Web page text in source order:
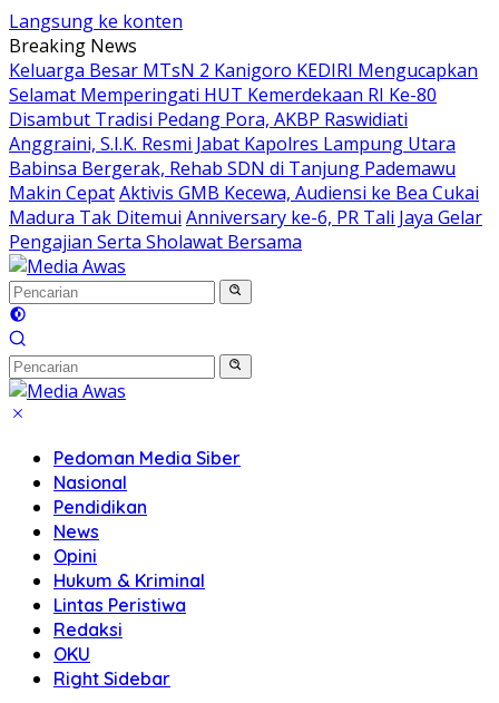
Langsung ke konten
Breaking News
Keluarga Besar MTsN 2 Kanigoro KEDIRI Mengucapkan
Selamat Memperingati HUT Kemerdekaan RI Ke-80
Disambut Tradisi Pedang Pora, AKBP Raswidiati
Anggraini, S.I.K. Resmi Jabat Kapolres Lampung Utara
Babinsa Bergerak, Rehab SDN di Tanjung Pademawu
Makin CepatAktivis GMB Kecewa, Audiensi ke Bea Cukai
Madura Tak Ditemui Anniversary ke-6, PR Tali Jaya Gelar
Pengajian Serta Sholawat Bersama
Pedoman Media Siber
Nasional
Pendidikan
News
Opini
Hukum & Kriminal
Lintas Peristiwa
Redaksi
OKU
Right Sidebar